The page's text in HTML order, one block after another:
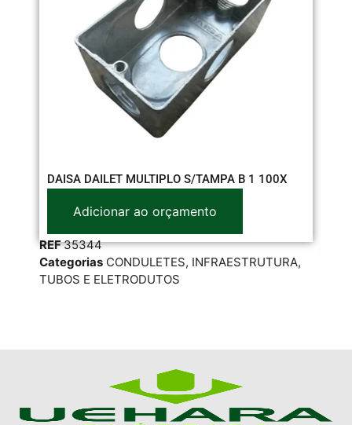
DAISA DAILET MULTIPLO S/TAMPA B 1 100X
Adicionar ao orçamento
REF35344
Categorias CONDULETES, INFRAESTRUTURA,
TUBOS E ELETRODUTOS